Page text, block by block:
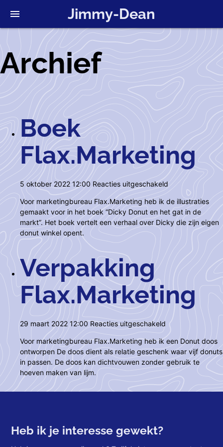
Jimmy-Dean
menu
Archief
Boek
Flax.Marketing
5 oktober 2022 12:00 Reacties uitgeschakeld
Flax.Marketing
Voor marketingbureau Flax.Marketing heb ik de illustraties
gemaakt voor in het boek “Dicky Donut en het gat in de
markt”. Het boek vertelt een verhaal over Dicky die zijn eigen
donut winkel opent.
Verpakking
Flax.Marketing
29 maart 2022 12:00 Reacties uitgeschakeld
Flax.Marketing
Voor marketingbureau Flax.Marketing heb ik een Donut doos
ontworpen De doos dient als relatie geschenk waar vijf donuts
in passen. De doos kan dichtvouwen zonder gebruik te
hoeven maken van lijm.
Heb ik je interesse gewekt?